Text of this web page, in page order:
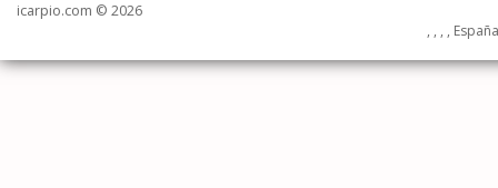
icarpio.com © 2026
, , , ,